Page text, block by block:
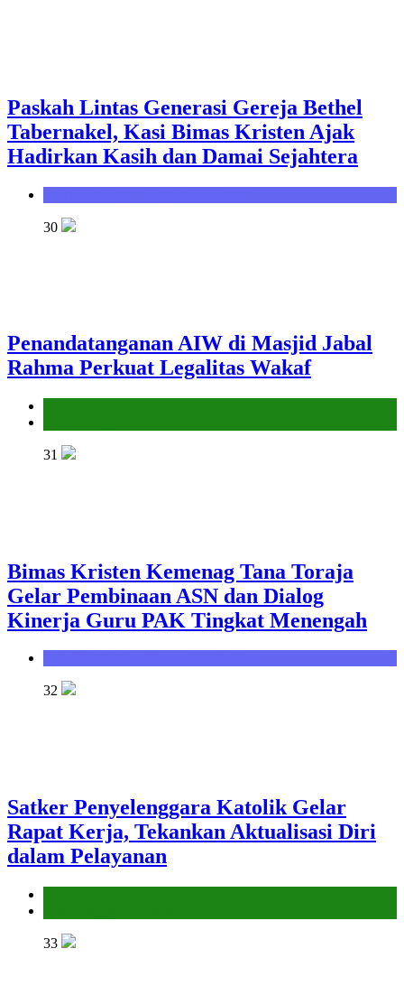
Paskah Lintas Generasi Gereja Bethel
Tabernakel, Kasi Bimas Kristen Ajak
Hadirkan Kasih dan Damai Sejahtera
30
Penandatanganan AIW di Masjid Jabal
Rahma Perkuat Legalitas Wakaf
31
Bimas Kristen Kemenag Tana Toraja
Gelar Pembinaan ASN dan Dialog
Kinerja Guru PAK Tingkat Menengah
32
Satker Penyelenggara Katolik Gelar
Rapat Kerja, Tekankan Aktualisasi Diri
dalam Pelayanan
33